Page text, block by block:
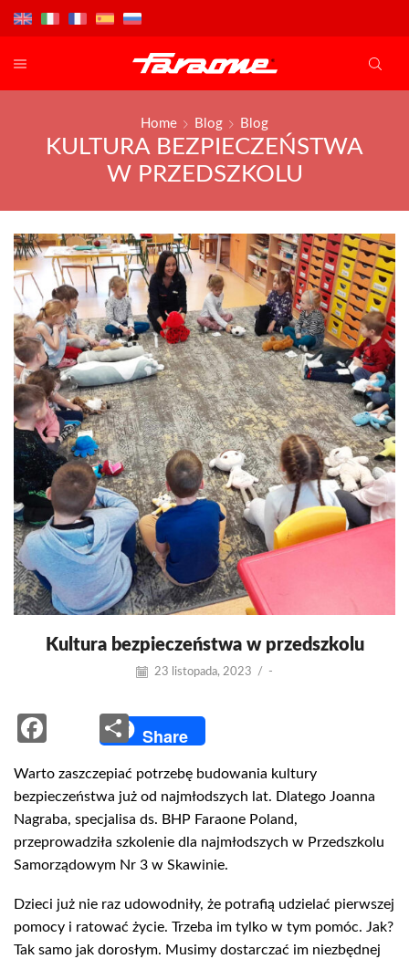
Home Blog Blog
KULTURA BEZPIECZEŃSTWA
W PRZEDSZKOLU
Kultura bezpieczeństwa w przedszkolu
23 listopada, 2023 / -
Facebook
Share
Share
Warto zaszczepiać potrzebę budowania kultury
bezpieczeństwa już od najmłodszych lat. Dlatego Joanna
Nagraba, specjalisa ds. BHP Faraone Poland,
przeprowadziła szkolenie dla najmłodszych w Przedszkolu
Samorządowym Nr 3 w Skawinie.
Dzieci już nie raz udowodniły, że potrafią udzielać pierwszej
pomocy i ratować życie. Trzeba im tylko w tym pomóc. Jak?
Tak samo jak dorosłym. Musimy dostarczać im niezbędnej